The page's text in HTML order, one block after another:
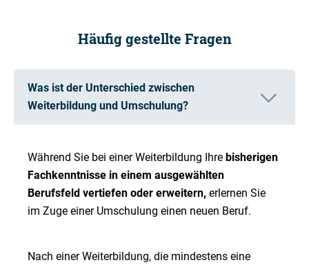
Häufig gestellte Fragen
Was ist der Unterschied zwischen
Weiterbildung und Umschulung?
Während Sie bei einer Weiterbildung Ihre bisherigen
Fachkenntnisse in einem ausgewählten
Berufsfeld vertiefen oder erweitern, erlernen Sie
im Zuge einer Umschulung einen neuen Beruf.
Nach einer Weiterbildung, die mindestens eine